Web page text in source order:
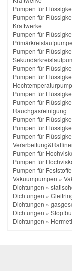
Pumpen für
Pumpen für
Kraftwerke
Pumpen für
Pumpen für
Pumpen für
Pumpen für
Pumpen für
Pumpen für
Rauchgasreinigung
Pumpen für
Pumpen für
Pumpen für
Pumpen für
Pumpen für
Pumpen für
Vakuumpumpen »
Dichtungen »
Dichtungen »
Dichtungen »
Dichtungen »
Dichtungen »